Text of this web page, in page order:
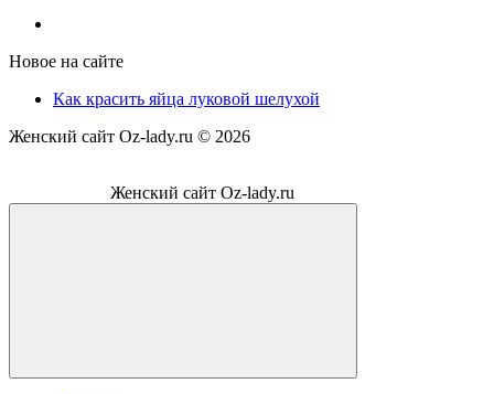
Новое на сайте
Как красить яйца луковой шелухой
Женский сайт Oz-lady.ru © 2026
Женский сайт Oz-lady.ru